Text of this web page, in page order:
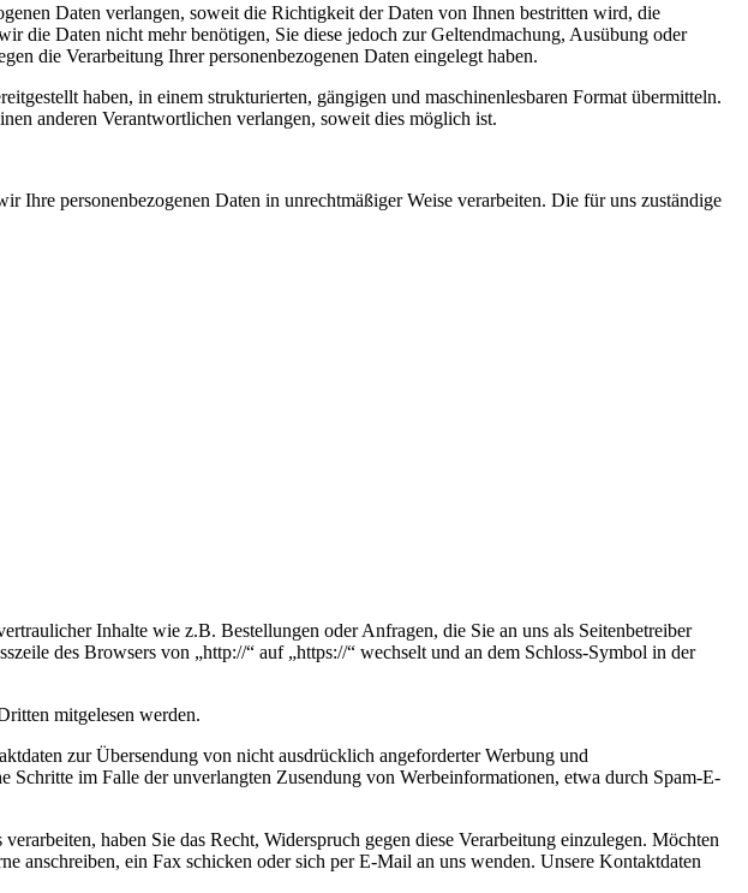
Daten verlangen, soweit die Richtigkeit der Daten von Ihnen bestritten wird, die
die Daten nicht mehr benötigen, Sie diese jedoch zur Geltendmachung, Ausübung oder
die Verarbeitung Ihrer personenbezogenen Daten eingelegt haben.
haben, in einem strukturierten, gängigen und maschinenlesbaren Format übermitteln.
anderen Verantwortlichen verlangen, soweit dies möglich ist.
Ihre personenbezogenen Daten in unrechtmäßiger Weise verarbeiten. Die für uns zuständige
Inhalte wie z.B. Bestellungen oder Anfragen, die Sie an uns als Seitenbetreiber
des Browsers von „http://“ auf „https://“ wechselt und an dem Schloss-Symbol in der
mitgelesen werden.
zur Übersendung von nicht ausdrücklich angeforderter Werbung und
im Falle der unverlangten Zusendung von Werbeinformationen, etwa durch Spam-E-
haben Sie das Recht, Widerspruch gegen diese Verarbeitung einzulegen. Möchten
anschreiben, ein Fax schicken oder sich per E-Mail an uns wenden. Unsere Kontaktdaten